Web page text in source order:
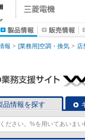
報 [業務用]空調・換気 店
品情報を探す